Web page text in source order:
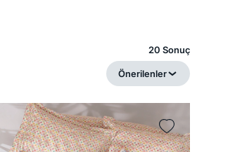
20 Sonuç
Önerilenler